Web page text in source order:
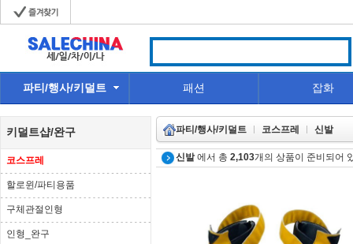
파티/행사/키덜트 패션 잡화
키덜트샵/완구
코스프레
할로윈/파티용품
구체관절인형
인형_완구
파티/행사/키덜트 코스프레 신발
신발에서 총 2,103개의 상품이 준비되어